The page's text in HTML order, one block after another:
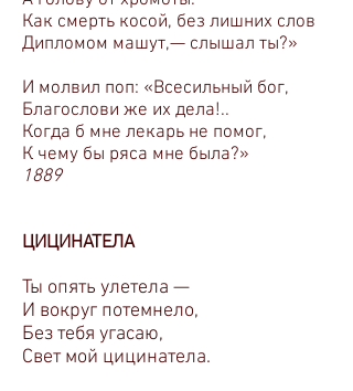
Как смерть косой, без лишних слов
Дипломом машут,— слышал ты?»
И молвил поп: «Всесильный бог,
Благослови же их дела!..
Когда б мне лекарь не помог,
К чему бы ряса мне была?»
1889
ЦИЦИНАТЕЛА
Ты опять улетела —
И вокруг потемнело,
Без тебя угасаю,
Свет мой цицинатела.